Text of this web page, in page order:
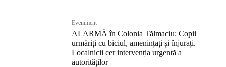
Eveniment
ALARMĂ în Colonia Tălmaciu: Copii
urmăriți cu biciul, amenințați și înjurați.
Localnicii cer intervenția urgentă a
autorităților